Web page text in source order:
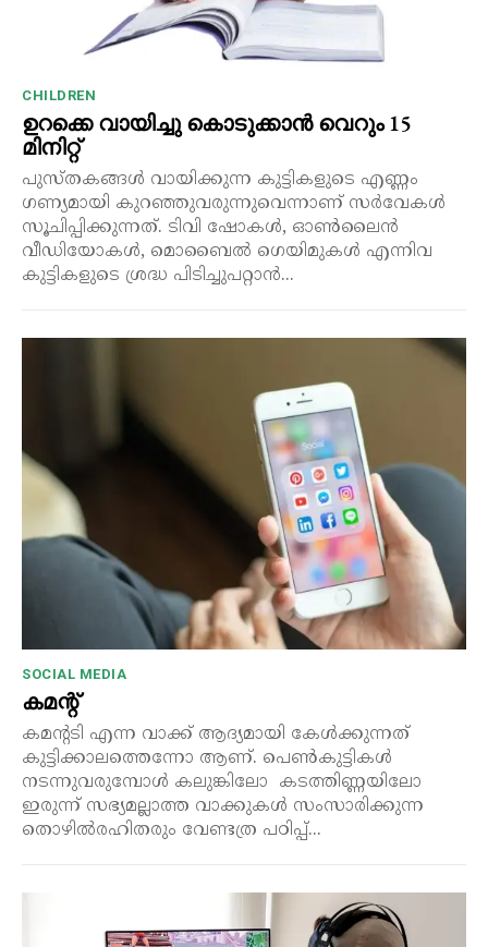
CHILDREN
ഉറക്കെ വായിച്ചു കൊടുക്കാൻ വെറും 15
മിനിറ്റ്
പുസ്തകങ്ങൾ വായിക്കുന്ന കുട്ടികളുടെ എണ്ണം
ഗണ്യമായി കുറഞ്ഞുവരുന്നുവെന്നാണ് സർവേകൾ
സൂചിപ്പിക്കുന്നത്. ടിവി ഷോകൾ, ഓൺലൈൻ
വീഡിയോകൾ, മൊബൈൽ ഗെയിമുകൾ എന്നിവ
കുട്ടികളുടെ ശ്രദ്ധ പിടിച്ചുപറ്റാൻ...
SOCIAL MEDIA
കമന്റ്
കമന്റടി എന്ന വാക്ക് ആദ്യമായി കേൾക്കുന്നത്
കുട്ടിക്കാലത്തെന്നോ ആണ്. പെൺകുട്ടികൾ
നടന്നുവരുമ്പോൾ കലുങ്കിലോ കടത്തിണ്ണയിലോ
ഇരുന്ന് സഭ്യമല്ലാത്ത വാക്കുകൾ സംസാരിക്കുന്ന
തൊഴിൽരഹിതരും വേണ്ടത്ര പഠിപ്പ്...